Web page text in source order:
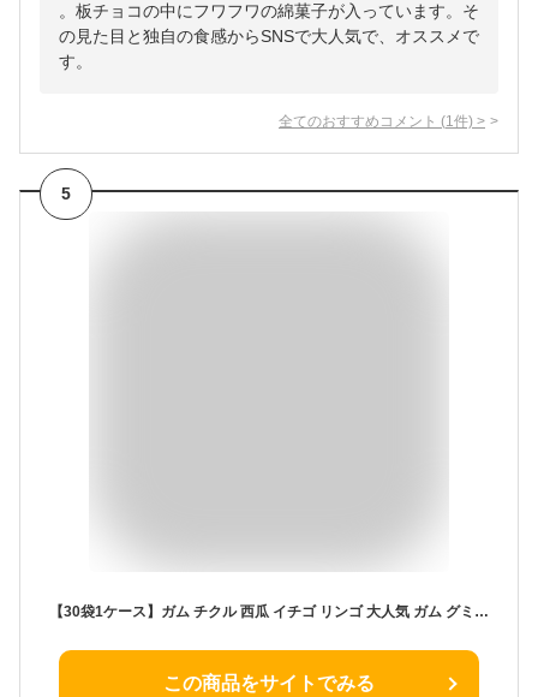
。板チョコの中にフワフワの綿菓子が入っています。そ
の見た目と独自の食感からSNSで大人気で、オススメで
す。
全てのおすすめコメント (1 件) >
5
【30袋1ケース】ガム チクル 西瓜 イチゴ リンゴ 大人気 ガム グミ『20g*30袋』西瓜グミ イチゴグミ リンゴグミ 人気菓子 お菓子 Youtube insで話題 gum SNS話題 咀嚼音 糖菓 キャンディ 大人 子供 子ども プレゼント
この商品をサイトでみる